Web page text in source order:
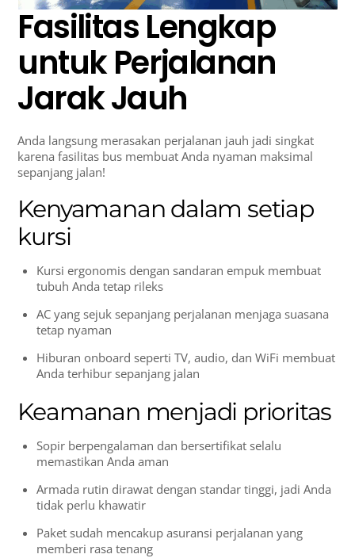
Fasilitas Lengkap
untuk Perjalanan
Jarak Jauh
Anda langsung merasakan perjalanan jauh jadi singkat
karena fasilitas bus membuat Anda nyaman maksimal
sepanjang jalan!
Kenyamanan dalam setiap
kursi
Kursi ergonomis dengan sandaran empuk membuat
tubuh Anda tetap rileks
AC yang sejuk sepanjang perjalanan menjaga suasana
tetap nyaman
Hiburan onboard seperti TV, audio, dan WiFi membuat
Anda terhibur sepanjang jalan
Keamanan menjadi prioritas
Sopir berpengalaman dan bersertifikat selalu
memastikan Anda aman
Armada rutin dirawat dengan standar tinggi, jadi Anda
tidak perlu khawatir
Paket sudah mencakup asuransi perjalanan yang
memberi rasa tenang